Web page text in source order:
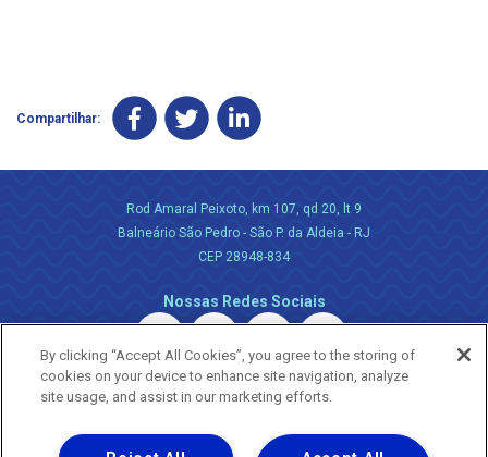
Compartilhar:
Rod Amaral Peixoto, km 107, qd 20, lt 9
Balneário São Pedro - São P. da Aldeia - RJ
CEP 28948-834
Nossas Redes Sociais
By clicking “Accept All Cookies”, you agree to the storing of
cookies on your device to enhance site navigation, analyze
site usage, and assist in our marketing efforts.